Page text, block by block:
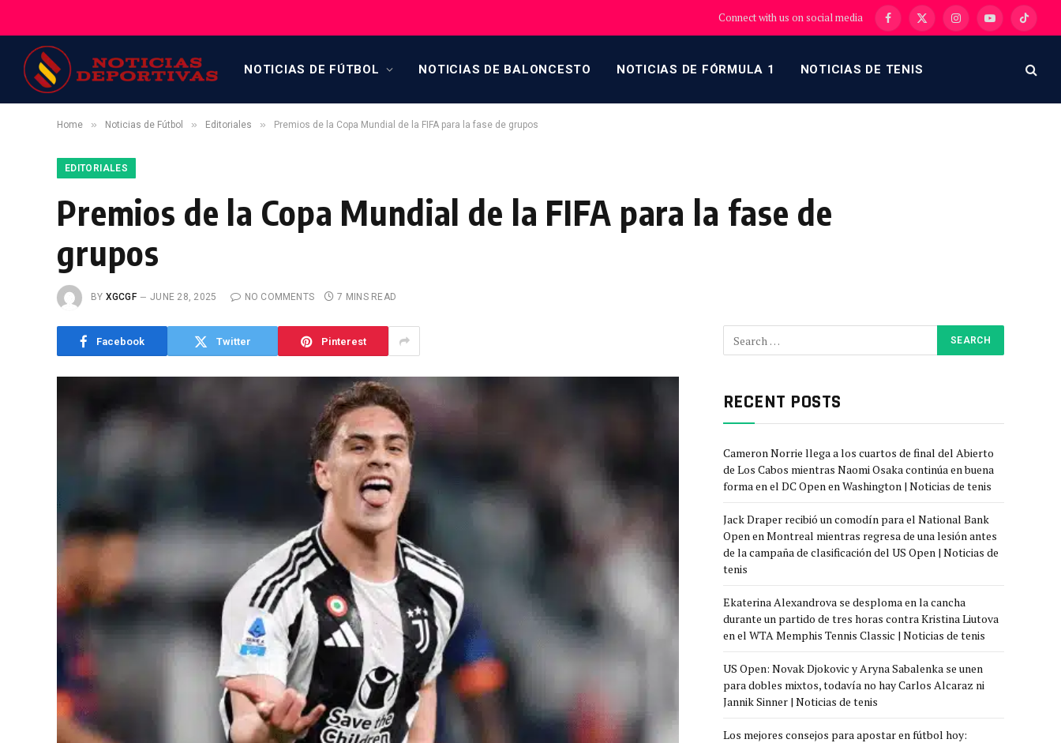
Connect with us on social media Facebook
X
InstagramYouTubeTikTok
NOTICIAS DE FÚTBOL NOTICIAS DE BALONCESTO NOTICIAS DE FÓRMULA 1 NOTICIAS DE TENIS
Home » Noticias de Fútbol » Editoriales » Premios de la Copa Mundial de la FIFA para la fase de grupos
EDITORIALES
Premios de la Copa Mundial de la FIFA para la fase de
grupos
BY XGCGF JUNE 28, 2025 NO COMMENTS 7 MINS READ
Facebook Twitter Pinterest
RECENT POSTS
Cameron Norrie llega a los cuartos de final del Abierto
de Los Cabos mientras Naomi Osaka continúa en buena
forma en el DC Open en Washington | Noticias de tenis
Jack Draper recibió un comodín para el National Bank
Open en Montreal mientras regresa de una lesión antes
de la campaña de clasificación del US Open | Noticias de
tenis
Ekaterina Alexandrova se desploma en la cancha
durante un partido de tres horas contra Kristina Liutova
en el WTA Memphis Tennis Classic | Noticias de tenis
US Open: Novak Djokovic y Aryna Sabalenka se unen
para dobles mixtos, todavía no hay Carlos Alcaraz ni
Jannik Sinner | Noticias de tenis
Los mejores consejos para apostar en fútbol hoy: